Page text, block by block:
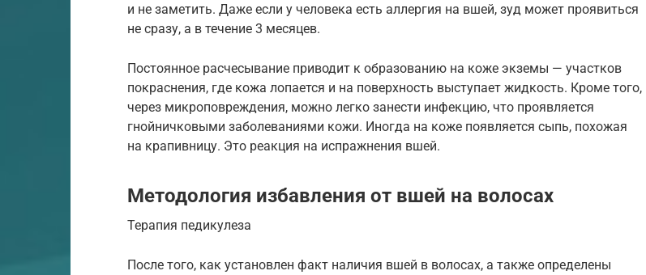
и не заметить. Даже если у человека есть аллергия на вшей, зуд может проявиться
не сразу, а в течение 3 месяцев.
Постоянное расчесывание приводит к образованию на коже экземы — участков
покраснения, где кожа лопается и на поверхность выступает жидкость. Кроме того,
через микроповреждения, можно легко занести инфекцию, что проявляется
гнойничковыми заболеваниями кожи. Иногда на коже появляется сыпь, похожая
на крапивницу. Это реакция на испражнения вшей.
Методология избавления от вшей на волосах
Терапия педикулеза
После того, как установлен факт наличия вшей в волосах, а также определены